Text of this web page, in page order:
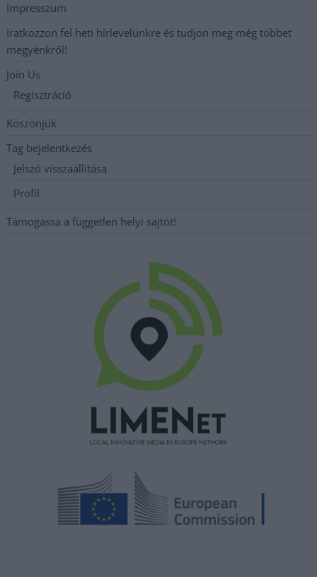
Impresszum
Iratkozzon fel heti hírlevelünkre és tudjon meg még többet
megyénkről!
Join Us
Regisztráció
Köszönjük
Tag bejelentkezés
Jelszó visszaállítása
Profil
Támogassa a független helyi sajtót!